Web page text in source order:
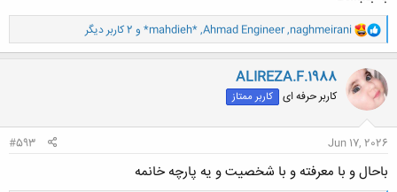
و
ا
ک
ن
ش
ه
:
naghmeirani
,
Ahmad Engineer
,
*mahdieh* و 2 کاربر دیگر
ALIREZA.F.1988
کاربر حرفه ای کاربر ممتاز
Jun 17, 2026
#593
باحال و با معرفته و با شخصیت و یه پارچه خانمه